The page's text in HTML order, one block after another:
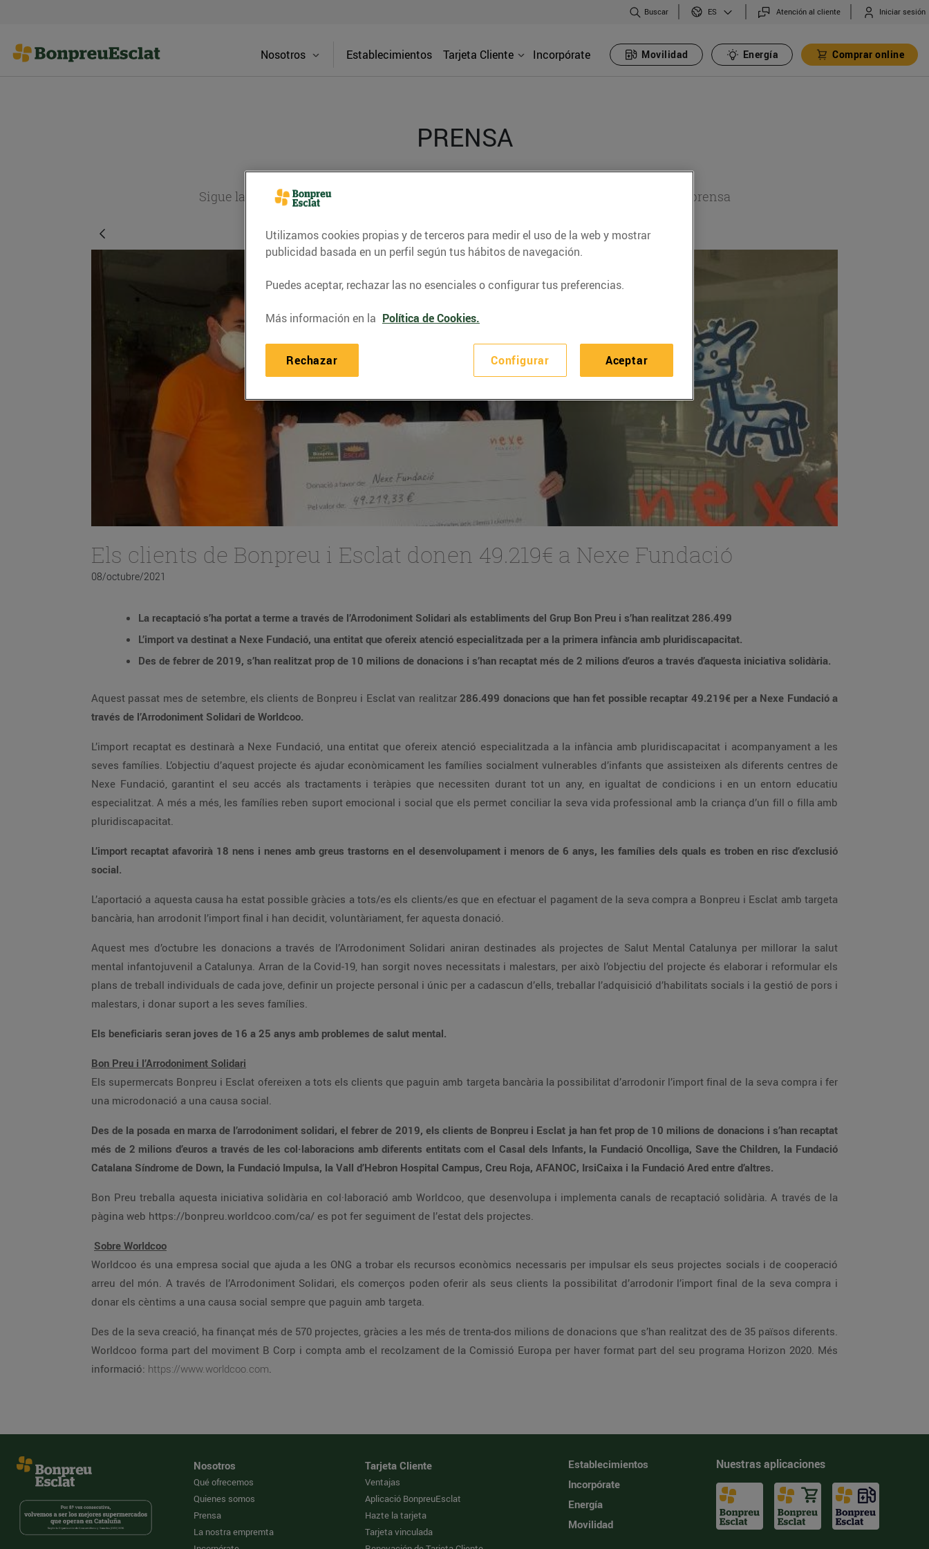
Buscar ES Atención al cliente Iniciar sesión
Nosotros Establecimientos Tarjeta Cliente Incorpórate Movilidad Energía Comprar online
PRENSA
Sigue la actualidad de los supermercados Bonpreu y Esclat a través de la sección de prensa
Els clients de Bonpreu i Esclat donen 49.219€ a Nexe Fundació
08/octubre/2021
La recaptació s’ha portat a terme a través de l’Arrodoniment Solidari als establiments del Grup Bon Preu i s’han realitzat 286.499
L’import va destinat a Nexe Fundació, una entitat que ofereix atenció especialitzada per a la primera infància amb pluridiscapacitat.
Des de febrer de 2019, s’han realitzat prop de 10 milions de donacions i s’han recaptat més de 2 milions d’euros a través d’aquesta iniciativa solidària.
Aquest passat mes de setembre, els clients de Bonpreu i Esclat van realitzar 286.499 donacions que han fet possible recaptar 49.219€ per a Nexe Fundació a
través de l’Arrodoniment Solidari de Worldcoo.
L’import recaptat es destinarà a Nexe Fundació, una entitat que ofereix atenció especialitzada a la infància amb pluridiscapacitat i acompanyament a les
seves famílies. L’objectiu d’aquest projecte és ajudar econòmicament les famílies socialment vulnerables d’infants que assisteixen als diferents centres de
Nexe Fundació, garantint el seu accés als tractaments i teràpies que necessiten durant tot un any, en igualtat de condicions i en un entorn educatiu
especialitzat. A més a més, les famílies reben suport emocional i social que els permet conciliar la seva vida professional amb la criança d’un fill o filla amb
pluridiscapacitat.
L’import recaptat afavorirà 18 nens i nenes amb greus trastorns en el desenvolupament i menors de 6 anys, les famílies dels quals es troben en risc d’exclusió
social.
L’aportació a aquesta causa ha estat possible gràcies a tots/es els clients/es que en efectuar el pagament de la seva compra a Bonpreu i Esclat amb targeta
bancària, han arrodonit l’import final i han decidit, voluntàriament, fer aquesta donació.
Aquest mes d’octubre les donacions a través de l’Arrodoniment Solidari aniran destinades als projectes de Salut Mental Catalunya per millorar la salut
mental infantojuvenil a Catalunya. Arran de la Covid-19, han sorgit noves necessitats i malestars, per això l’objectiu del projecte és elaborar i reformular els
plans de treball individuals de cada jove, definir un projecte personal i únic per a cadascun d’ells, treballar l’adquisició d’habilitats socials i la gestió de pors i
malestars, i donar suport a les seves famílies.
Els beneficiaris seran joves de 16 a 25 anys amb problemes de salut mental.
Bon Preu i l’Arrodoniment Solidari
Els supermercats Bonpreu i Esclat ofereixen a tots els clients que paguin amb targeta bancària la possibilitat d’arrodonir l’import final de la seva compra i fer
una microdonació a una causa social.
Des de la posada en marxa de l’arrodoniment solidari, el febrer de 2019, els clients de Bonpreu i Esclat ja han fet prop de 10 milions de donacions i s’han recaptat
més de 2 milions d’euros a través de les col·laboracions amb diferents entitats com el Casal dels Infants, la Fundació Oncolliga, Save the Children, la Fundació
Catalana Síndrome de Down, la Fundació Impulsa, la Vall d’Hebron Hospital Campus, Creu Roja, AFANOC, IrsiCaixa i la Fundació Ared entre d’altres.
Bon Preu treballa aquesta iniciativa solidària en col·laboració amb Worldcoo, que desenvolupa i implementa canals de recaptació solidària. A través de la
pàgina web https://bonpreu.worldcoo.com/ca/ es pot fer seguiment de l’estat dels projectes.
Sobre Worldcoo
Worldcoo és una empresa social que ajuda a les ONG a trobar els recursos econòmics necessaris per impulsar els seus projectes socials i de cooperació
arreu del món. A través de l’Arrodoniment Solidari, els comerços poden oferir als seus clients la possibilitat d’arrodonir l’import final de la seva compra i
donar els cèntims a una causa social sempre que paguin amb targeta.
Des de la seva creació, ha finançat més de 570 projectes, gràcies a les més de trenta-dos milions de donacions que s’han realitzat des de 35 països diferents.
Worldcoo forma part del moviment B Corp i compta amb el recolzament de la Comissió Europa per haver format part del seu programa Horizon 2020. Més
informació: https://www.worldcoo.com.
Nosotros
Qué ofrecemos
Quienes somos
Prensa
La nostra empremta
Tarjeta Cliente
Ventajas
Aplicació BonpreuEsclat
Hazte la tarjeta
Tarjeta vinculada
Establecimientos
Incorpórate
Energía
Movilidad
Nuestras aplicaciones
Utilizamos cookies propias y de terceros para medir el uso de la web y mostrar
publicidad basada en un perfil según tus hábitos de navegación.
Puedes aceptar, rechazar las no esenciales o configurar tus preferencias.
Más información en la Política de Cookies.
Configurar
Rechazar Aceptar